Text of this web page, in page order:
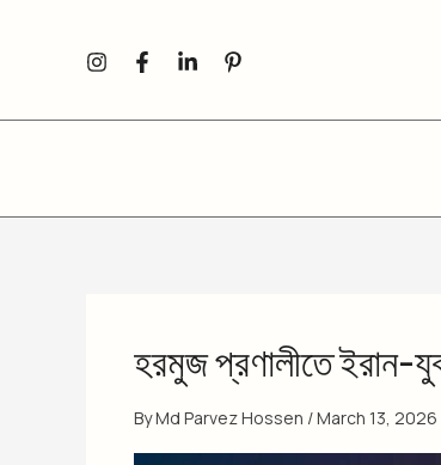
হরমুজ প্রণালীতে ইরান-
ByMd Parvez Hossen /March 13, 2026